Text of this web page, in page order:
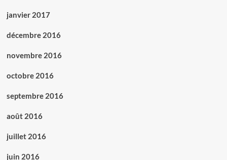
janvier 2017
décembre 2016
novembre 2016
octobre 2016
septembre 2016
août 2016
juillet 2016
juin 2016